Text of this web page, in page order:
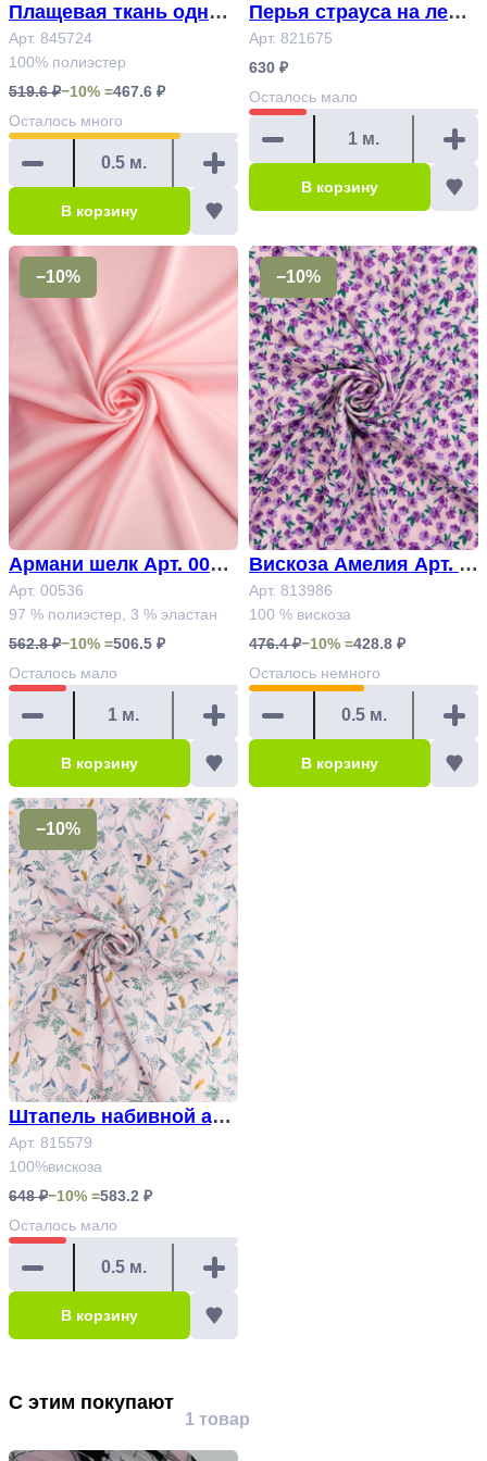
Плащевая ткань однот
онная Арт. 845724
Арт. 845724
100% полиэстер
519.6 ₽−10% =467.6 ₽
Осталось много
В корзину
Перья страуса на лент
е светло-розовый Арт
821675
Арт. 821675
630 ₽
Осталось мало
В корзину
−10%
Армани шелк Арт. 0053
6
Арт. 00536
97 % полиэстер, 3 % эластан
562.8 ₽−10% =506.5 ₽
Осталось мало
В корзину
−10%
Вискоза Амелия Арт. 8
13986
Арт. 813986
100 % вискоза
476.4 ₽−10% =428.8 ₽
Осталось немного
В корзину
−10%
Штапель набивной арт.
815579
Арт. 815579
100%вискоза
648 ₽−10% =583.2 ₽
Осталось мало
В корзину
С этим покупают
1 товар